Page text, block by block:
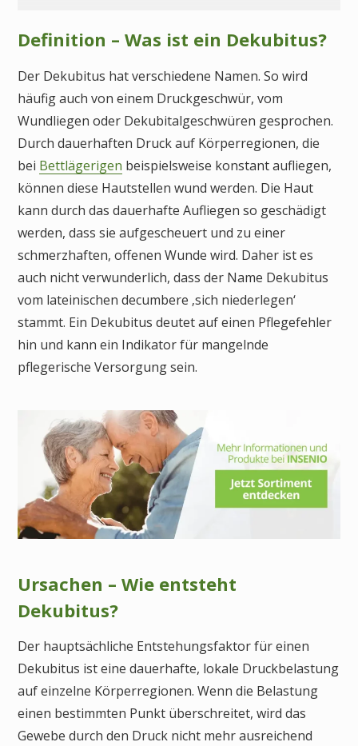
Definition – Was ist ein Dekubitus?
Der Dekubitus hat verschiedene Namen. So wird
häufig auch von einem Druckgeschwür, vom
Wundliegen oder Dekubitalgeschwüren gesprochen.
Durch dauerhaften Druck auf Körperregionen, die
bei Bettlägerigen beispielsweise konstant aufliegen,
können diese Hautstellen wund werden. Die Haut
kann durch das dauerhafte Aufliegen so geschädigt
werden, dass sie aufgescheuert und zu einer
schmerzhaften, offenen Wunde wird. Daher ist es
auch nicht verwunderlich, dass der Name Dekubitus
vom lateinischen decumbere ‚sich niederlegen‘
stammt. Ein Dekubitus deutet auf einen Pflegefehler
hin und kann ein Indikator für mangelnde
pflegerische Versorgung sein.
Ursachen – Wie entsteht
Dekubitus?
Der hauptsächliche Entstehungsfaktor für einen
Dekubitus ist eine dauerhafte, lokale Druckbelastung
auf einzelne Körperregionen. Wenn die Belastung
einen bestimmten Punkt überschreitet, wird das
Gewebe durch den Druck nicht mehr ausreichend